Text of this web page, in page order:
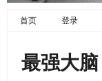
首页 登录
最强大脑